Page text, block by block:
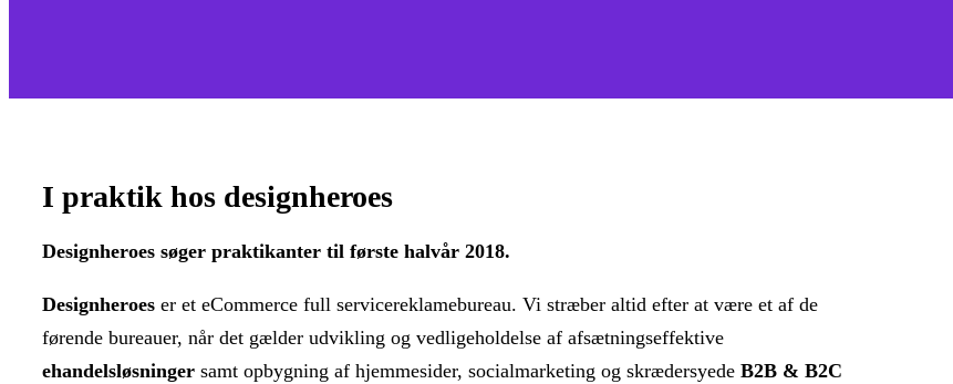
I praktik hos designheroes
Designheroes søger praktikanter til første halvår 2018.
Designheroes er et eCommerce full servicereklamebureau. Vi stræber altid efter at være et af de
førende bureauer, når det gælder udvikling og vedligeholdelse af afsætningseffektive
ehandelsløsninger samt opbygning af hjemmesider, socialmarketing og skrædersyede B2B & B2C